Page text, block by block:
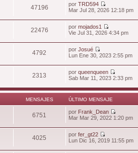
47196 porTRD594
Mar Jul 28, 2026 12:18 pm
22476 pormojados1
Vie Jul 31, 2026 4:34 pm
4792 porJosué
Lun Ene 30, 2023 2:55 pm
2313 porqueenqueen
Sab Mar 11, 2023 2:33 pm
MENSAJES ÚLTIMO MENSAJE
6751 por Frank_Dean
Mar Mar 29, 2022 1:20 pm
4025 porfer_gt22
Lun Dic 16, 2019 11:55 pm